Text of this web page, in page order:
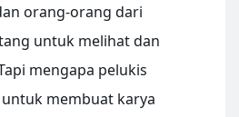
orang-orang dari
untuk melihat dan
mengapa pelukis
membuat karya